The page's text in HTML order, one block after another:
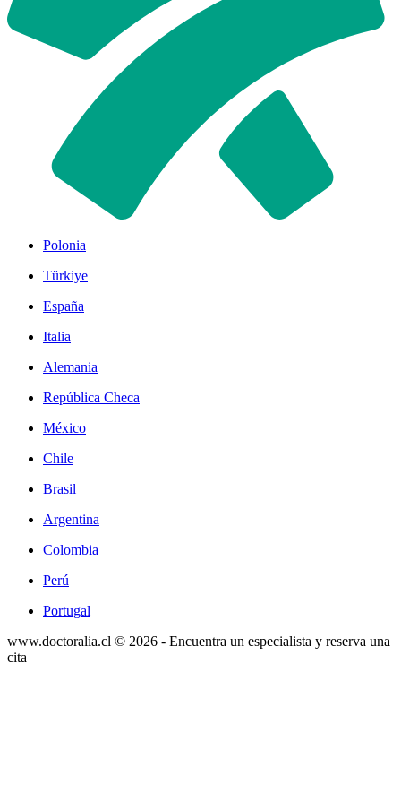
Polonia
Türkiye
España
Italia
Alemania
República Checa
México
Chile
Brasil
Argentina
Colombia
Perú
Portugal
www.doctoralia.cl © 2026 - Encuentra un especialista y reserva una
cita